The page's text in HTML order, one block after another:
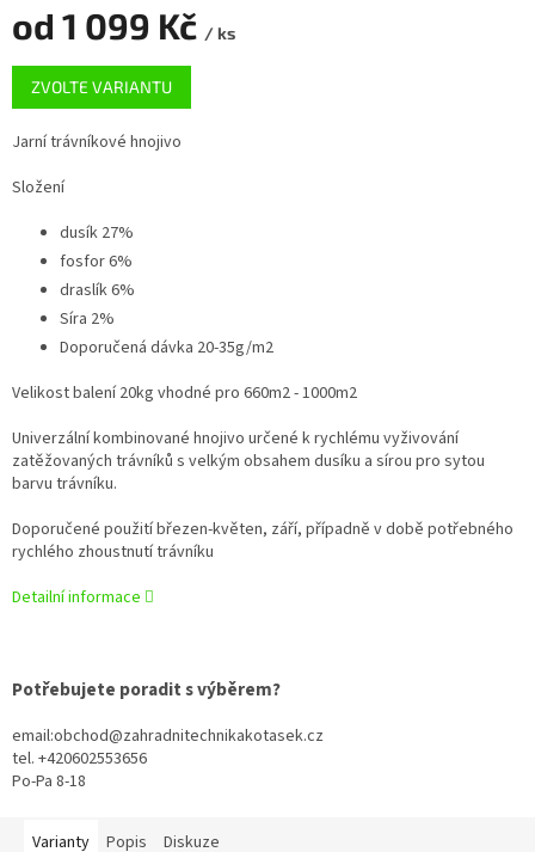
od 1 099 Kč / ks
Měrná
cena:
ZVOLTE VARIANTU
Jarní trávníkové hnojivo
Složení
dusík 27%
fosfor 6%
draslík 6%
Síra 2%
Doporučená dávka 20-35g/m2
Velikost balení 20kg vhodné pro 660m2 - 1000m2
Univerzální kombinované hnojivo určené k rychlému vyživování
zatěžovaných trávníků s velkým obsahem dusíku a sírou pro sytou
barvu trávníku.
Doporučené použití březen-květen, září, případně v době potřebného
rychlého zhoustnutí trávníku
Detailní informace
Potřebujete poradit s výběrem?
email:obchod@zahradnitechnikakotasek.cz
tel. +420602553656
Po-Pa 8-18
Varianty Popis Diskuze